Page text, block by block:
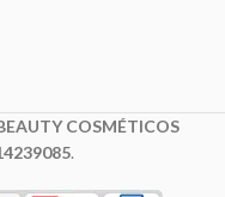
COSMÉTICOS
.